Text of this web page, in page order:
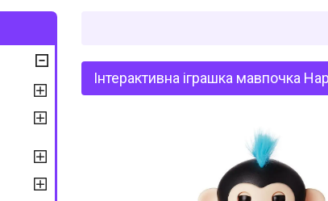
Інтерактивна іграшка мавпочка